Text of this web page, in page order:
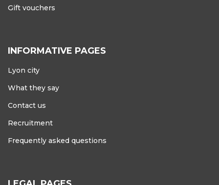
Gift vouchers
INFORMATIVE PAGES
Lyon city
What they say
Contact us
Recruitment
Frequently asked questions